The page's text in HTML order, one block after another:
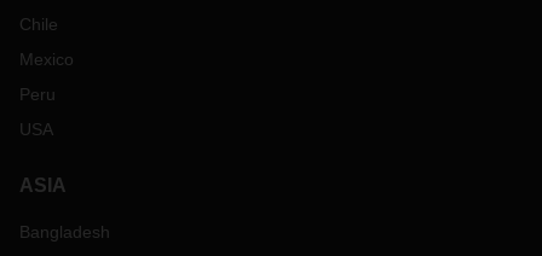
Chile
Mexico
Peru
USA
ASIA
Bangladesh